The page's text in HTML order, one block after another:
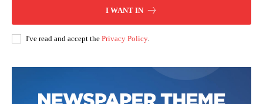
I WANT IN
I've read and accept the Privacy Policy.